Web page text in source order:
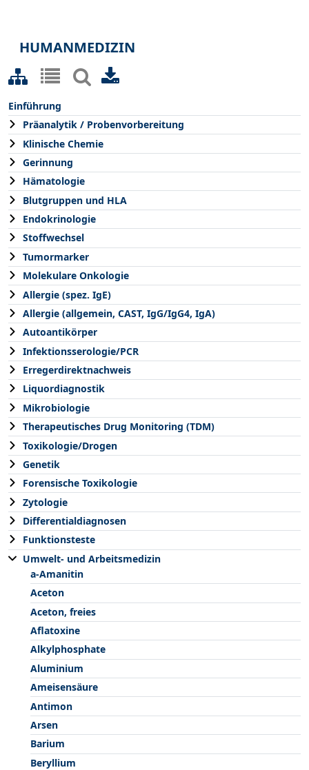
HUMANMEDIZIN
Einführung
Präanalytik / Probenvorbereitung
Klinische Chemie
Gerinnung
Hämatologie
Blutgruppen und HLA
Endokrinologie
Stoffwechsel
Tumormarker
Molekulare Onkologie
Allergie (spez. IgE)
Allergie (allgemein, CAST, IgG/IgG4, IgA)
Autoantikörper
Infektionsserologie/PCR
Erregerdirektnachweis
Liquordiagnostik
Mikrobiologie
Therapeutisches Drug Monitoring (TDM)
Toxikologie/Drogen
Genetik
Forensische Toxikologie
Zytologie
Differentialdiagnosen
Funktionsteste
Umwelt- und Arbeitsmedizin
a-Amanitin
Aceton
Aceton, freies
Aflatoxine
Alkylphosphate
Aluminium
Ameisensäure
Antimon
Arsen
Barium
Beryllium